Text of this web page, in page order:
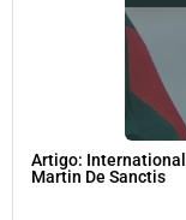
Artigo:
Martin De Sanctis